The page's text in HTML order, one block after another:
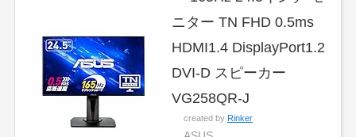
ニター TN FHD 0.5ms
HDMI1.4 DisplayPort1.2
DVI-D スピーカー
VG258QR-J
created by Rinker